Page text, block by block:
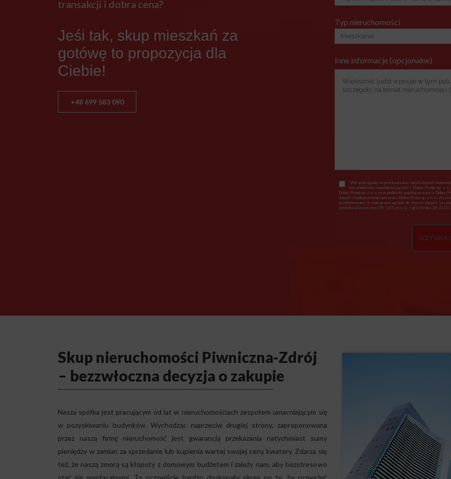
transakcji i dobra cena?
Jeśi tak, skup mieszkań za
gotówę to propozycja dla
Ciebie!
+48 699 583 090
Typ nieruchomości
Inne informacje (opcjonalne)
*Wyrażam zgodę na przetwarzanie moich danych
tym podmiotów współpracujących z Dobre Promo sp. z
Dobre Promo sp. z o. o. oraz podmioty współpracujące z Dobre
danych i będą przetwarzane przez Dobre Promo sp. z o. o. dla
poinformowany, iż mam prawo wglądu do swoich danych, ich
siedzibą wSzczecinie (70-363) przy ul. Jagiellońska 20-21/
Skup nieruchomości Piwniczna-Zdrój
– bezzwłoczna decyzja o zakupie
Nasza spółka jest pracującym od lat w nieruchomościach zespołem umacniającym się
w pozyskiwaniu budynków. Wychodząc naprzeciw drugiej strony, zaproponowana
przez naszą firmę nieruchomość jest gwarancją przekazania natychmiast sumy
pieniędzy w zamian za sprzedanie lub kupienia wartej swojej ceny kwatery. Zdarza się
też, że naszą zmorą są kłopoty z domowym budżetem i zależy nam, aby bezstresowo
stać się wypłacalnymi. To oczywiście bardzo doskonały okres po to, by rozważyć